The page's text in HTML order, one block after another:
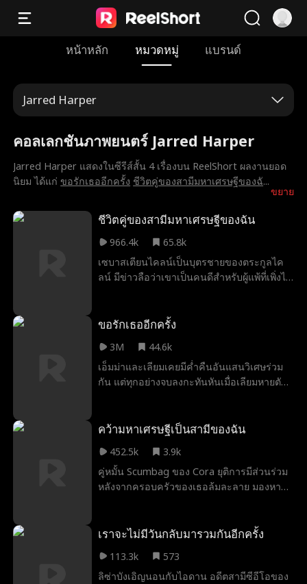
หน้าหลัก หมวดหมู่ แบรนด์
Jarred Harper
คอลเลกชันภาพยนตร์ Jarred Harper
ขยาย
Jarred Harper แสดงในซีรีส์สั้น 4 เรื่องบน ReelShort ผลงานยอด
นิยม ได้แก่ขอรักเธออีกครั้ง ชีวิตคู่ของสามีมหาเศรษฐีของฉั...
ชีวิตคู่ของสามีมหาเศรษฐีของฉัน
966.4k
65.8k
เซบาสเตียนไคลน์เป็นบุตรชายของตระกูลไค
ลน์ มีข่าวลือว่าเขาเป็นคนดีสำหรับผู้แพ้ที่เพิ่งได้
ลีควินน์จะทำ เธอรู้น้อย ... เธอแต่งงานกับมหา
ความจริง? คำถามที่ดีกว่าคือ ... ทำไมเซบาส
เตียนไคลน์ถึงซ่อนตัวตนของเขาตั้งแต่แรก!
ขอรักเธออีกครั้ง
3M
44.6k
เอ็มม่าและเลียมเคยมีค่ำคืนอันแสนวิเศษร่วม
กัน แต่ทุกอย่างจบลงกะทันหันเมื่อเลียมหายตัว
แต่งงานของน้องสาวเอ็มม่า ที่ซึ่งเลียมรับหน้าที่
กลับมาอีกครั้ง เอ็มม่าจึงตัดสินใจขอให้เลียม
แกล้งเป็นคู่เดทในงานแต่งงาน เพื่อให้แฟนเก่า
ของเธอเลิกตามตื๊อเสียที
คว้ามหาเศรษฐีเป็นสามีของฉัน
452.5k
3.9k
คู่หมั้น Scumbag ของ Cora ยุติการมีส่วนร่วม
หลังจากครอบครัวของเธอล้มละลาย มองหา
เราจะไม่มีวันกลับมารวมกันอีกครั้ง
113.3k
573
ลิซ่าบังเอิญนอนกับไอดาน อดีตสามีซีอีโอของ